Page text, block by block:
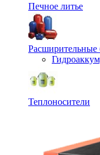
Печное литье
Расширительные
Теплоносители